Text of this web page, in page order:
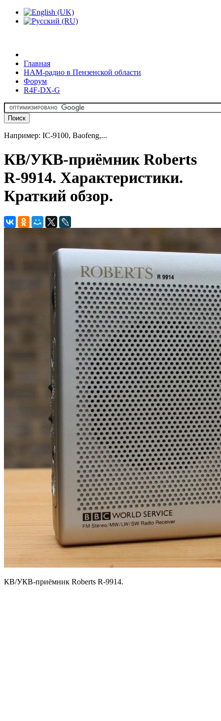
Главная
HAM-радио в Пензенской области
Форум
R4F-DX-G
Например: IC-9100, Baofeng,...
КВ/УКВ-приёмник Roberts
R-9914. Характеристики.
Краткий обзор.
КВ/УКВ-приёмник Roberts R-9914.